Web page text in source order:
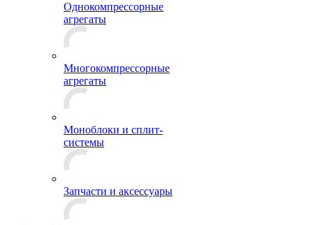
Однокомпрессорные
агрегаты
Многокомпрессорные
агрегаты
Моноблоки и сплит-
системы
Запчасти и аксессуары